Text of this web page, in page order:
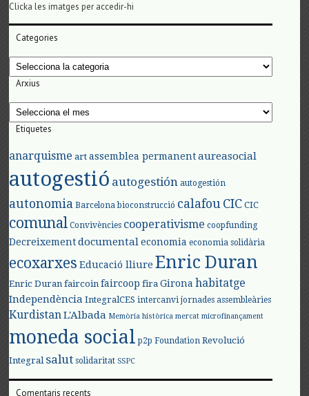
Clicka les imatges per accedir-hi
Categories
Categories
Arxius
Arxius
Etiquetes
anarquisme art assemblea permanent aureasocial
autogestió autogestión autogestión
autonomia Barcelona bioconstrucció calafouCIC CIC
comunal Convivències cooperativisme coopfunding
Decreixement documental economia economia solidària
ecoxarxes Educació lliure Enric Duran
Enric Duran faircoin faircoop fira Girona habitatge
Independència IntegralCES intercanvi jornades assembleàries
KurdistanL'Albada Memòria històrica mercat microfinançament
moneda social p2p Foundation Revolució
Integral salut solidaritat SSPC
Comentaris recents